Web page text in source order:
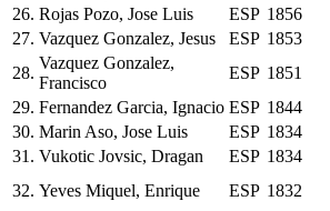
26. Rojas Pozo, Jose Luis ESP 1856
27. Vazquez Gonzalez, Jesus ESP 1853
28.
Vazquez Gonzalez,
Francisco
ESP 1851
29. Fernandez Garcia, Ignacio ESP 1844
30. Marin Aso, Jose Luis ESP 1834
31. Vukotic Jovsic, Dragan ESP 1834
32. Yeves Miquel, Enrique ESP 1832